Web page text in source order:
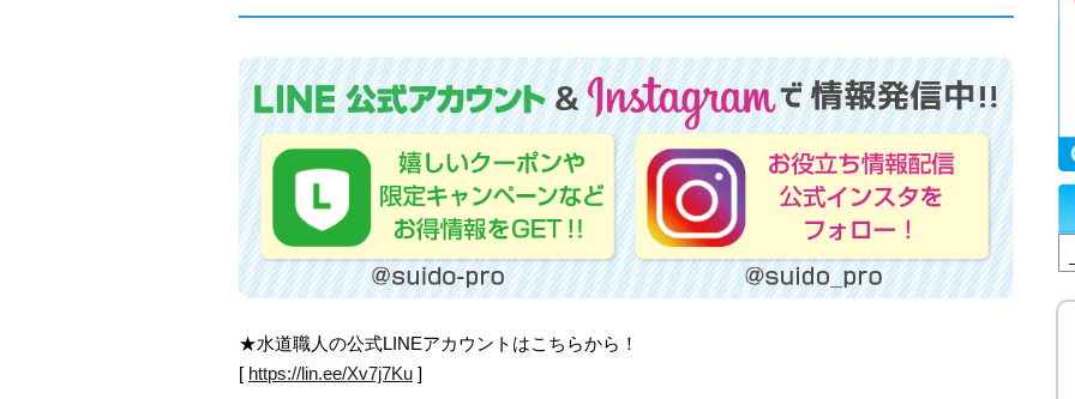
★水道職人の公式LINEアカウントはこちらから！
[ https://lin.ee/Xv7j7Ku ]